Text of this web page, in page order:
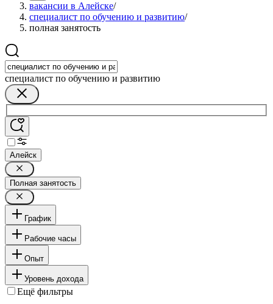
вакансии в Алейске/
специалист по обучению и развитию/
полная занятость
специалист по обучению и развитию
Алейск
Полная занятость
График
Рабочие часы
Опыт
Уровень дохода
Ещё фильтры